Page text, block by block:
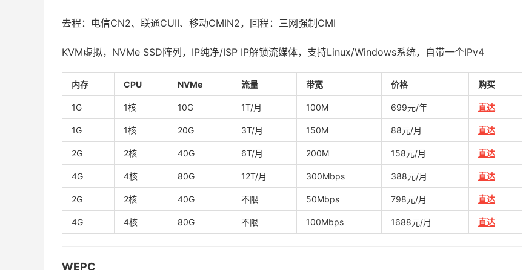
去程：电信CN2、联通CUII、移动CMIN2，回程：三网强制CMI
KVM虚拟，NVMe SSD阵列，IP纯净/ISP IP解锁流媒体，支持Linux/Windows系统，自带一个IPv4
内存 CPU NVMe 流量 带宽 价格 购买
1G 1核 10G 1T/月 100M 699元/年 直达
1G 1核 20G 3T/月 150M 88元/月 直达
2G 2核 40G 6T/月 200M 158元/月 直达
4G 4核 80G 12T/月 300Mbps 388元/月 直达
2G 2核 40G 不限 50Mbps 798元/月 直达
4G 4核 80G 不限 100Mbps 1688元/月 直达
WEPC